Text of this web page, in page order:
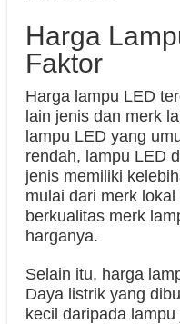
Harga
Faktor
Harga lampu LED
lain jenis dan merk
lampu LED yang
rendah, lampu LED
jenis memiliki
mulai dari merk
berkualitas merk
harganya.
Selain itu, harga
Daya listrik yang
kecil daripada